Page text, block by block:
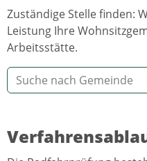
Zuständige Stelle finden:
Leistung Ihre
Arbeitsstätte.